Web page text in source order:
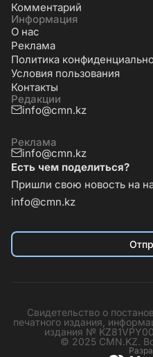
Комментарий
Информация
О нас
Реклама
Политика
Условия пользования
Контакты
Редакции
info@cmn.kz
Реклама
info@cmn.kz
Есть чем поделиться?
Пришли свою новость на
info@cmn.kz
Свидетельство о
печатного издания,
издания №
© 2025 CMN.KZ.